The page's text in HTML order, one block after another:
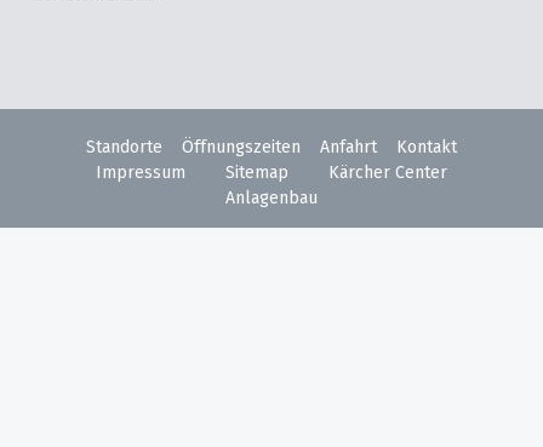
Standorte Öffnungszeiten Anfahrt
Kontakt
Impressum
Sitemap
Kärcher Center
Anlagenbau